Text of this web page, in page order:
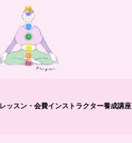
レッスン・会費インストラクター養成講座